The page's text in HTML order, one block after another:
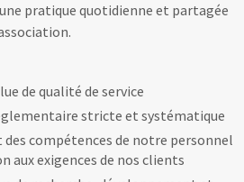
pratique quotidienne et partagée
de qualité de service
stricte et systématique
compétences de notre personnel
aux exigences de nos clients